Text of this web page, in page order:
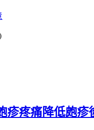
疹疼痛降低皰疹